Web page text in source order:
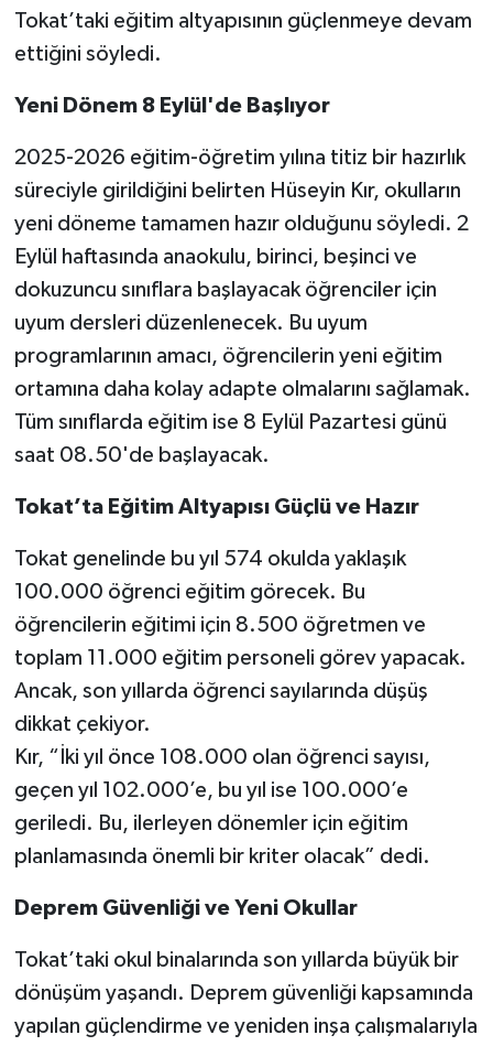
Tokat’taki eğitim altyapısının güçlenmeye devam
ettiğini söyledi.
Yeni Dönem 8 Eylül'de Başlıyor
2025-2026 eğitim-öğretim yılına titiz bir hazırlık
süreciyle girildiğini belirten Hüseyin Kır, okulların
yeni döneme tamamen hazır olduğunu söyledi. 2
Eylül haftasında anaokulu, birinci, beşinci ve
dokuzuncu sınıflara başlayacak öğrenciler için
uyum dersleri düzenlenecek. Bu uyum
programlarının amacı, öğrencilerin yeni eğitim
ortamına daha kolay adapte olmalarını sağlamak.
Tüm sınıflarda eğitim ise 8 Eylül Pazartesi günü
saat 08.50'de başlayacak.
Tokat’ta Eğitim Altyapısı Güçlü ve Hazır
Tokat genelinde bu yıl 574 okulda yaklaşık
100.000 öğrenci eğitim görecek. Bu
öğrencilerin eğitimi için 8.500 öğretmen ve
toplam 11.000 eğitim personeli görev yapacak.
Ancak, son yıllarda öğrenci sayılarında düşüş
dikkat çekiyor.
Kır, “İki yıl önce 108.000 olan öğrenci sayısı,
geçen yıl 102.000’e, bu yıl ise 100.000’e
geriledi. Bu, ilerleyen dönemler için eğitim
planlamasında önemli bir kriter olacak” dedi.
Deprem Güvenliği ve Yeni Okullar
Tokat’taki okul binalarında son yıllarda büyük bir
dönüşüm yaşandı. Deprem güvenliği kapsamında
yapılan güçlendirme ve yeniden inşa çalışmalarıyla